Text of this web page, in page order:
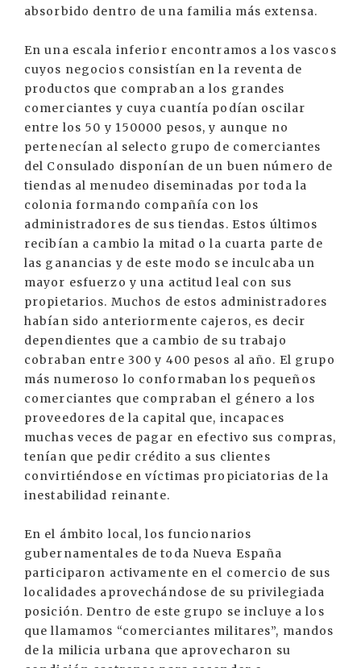
absorbido dentro de una familia más extensa.
En una escala inferior encontramos a los vascos
cuyos negocios consistían en la reventa de
productos que compraban a los grandes
comerciantes y cuya cuantía podían oscilar
entre los 50 y 150000 pesos, y aunque no
pertenecían al selecto grupo de comerciantes
del Consulado disponían de un buen número de
tiendas al menudeo diseminadas por toda la
colonia formando compañía con los
administradores de sus tiendas. Estos últimos
recibían a cambio la mitad o la cuarta parte de
las ganancias y de este modo se inculcaba un
mayor esfuerzo y una actitud leal con sus
propietarios. Muchos de estos administradores
habían sido anteriormente cajeros, es decir
dependientes que a cambio de su trabajo
cobraban entre 300 y 400 pesos al año. El grupo
más numeroso lo conformaban los pequeños
comerciantes que compraban el género a los
proveedores de la capital que, incapaces
muchas veces de pagar en efectivo sus compras,
tenían que pedir crédito a sus clientes
convirtiéndose en víctimas propiciatorias de la
inestabilidad reinante.
En el ámbito local, los funcionarios
gubernamentales de toda Nueva España
participaron activamente en el comercio de sus
localidades aprovechándose de su privilegiada
posición. Dentro de este grupo se incluye a los
que llamamos “comerciantes militares”, mandos
de la milicia urbana que aprovecharon su